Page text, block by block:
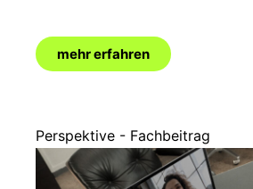
mehr erfahren
Perspektive - Fachbeitrag